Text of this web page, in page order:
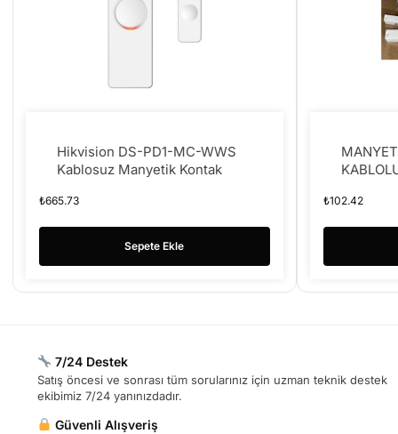
Hikvision DS-PD1-MC-WWS
Kablosuz Manyetik Kontak
₺665.73
Sepete Ekle
₺102.42
7/24 Destek
Satış öncesi ve sonrası tüm sorularınız için uzman teknik destek
ekibimiz 7/24 yanınızdadır.
Güvenli Alışveriş